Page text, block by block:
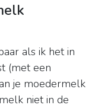
als ik het in
(met een
je moedermelk
niet in de